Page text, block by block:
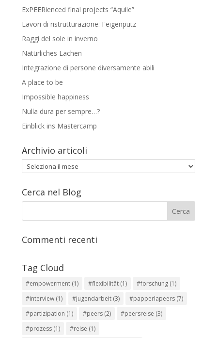
ExPEERienced final projects “Aquile”
Lavori di ristrutturazione: Feigenputz
Raggi del sole in inverno
Natürliches Lachen
Integrazione di persone diversamente abili
A place to be
Impossible happiness
Nulla dura per sempre…?
Einblick ins Mastercamp
Archivio articoli
Archivio
articoli
Cerca nel Blog
Commenti recenti
Tag Cloud
#empowerment(1) #flexibilität(1) #forschung(1)
#interview(1) #jugendarbeit(3) #papperlapeers(7)
#partizipation (1) #peers(2) #peersreise (3)
#prozess(1) #reise (1)